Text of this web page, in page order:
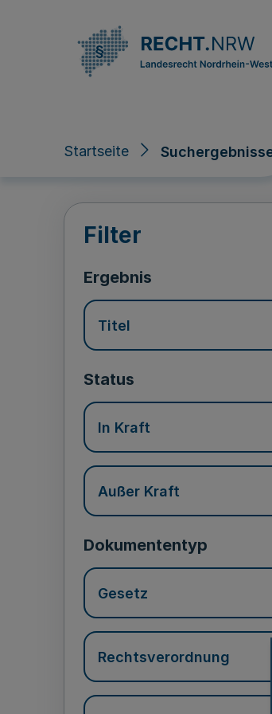
Startseite
Filter
Ergebnis
Titel
Status
In Kraft
Außer Kraft
Dokumententyp
Gesetz
Rechtsverordnung